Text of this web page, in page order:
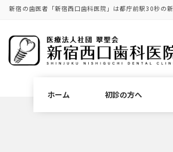
新宿の歯医者「新宿西口歯科医院」は都庁前駅30秒の
ホーム 初診の方へ